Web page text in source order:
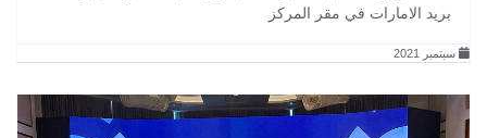
بريد الامارات في مقر المركز
سبتمبر 2021